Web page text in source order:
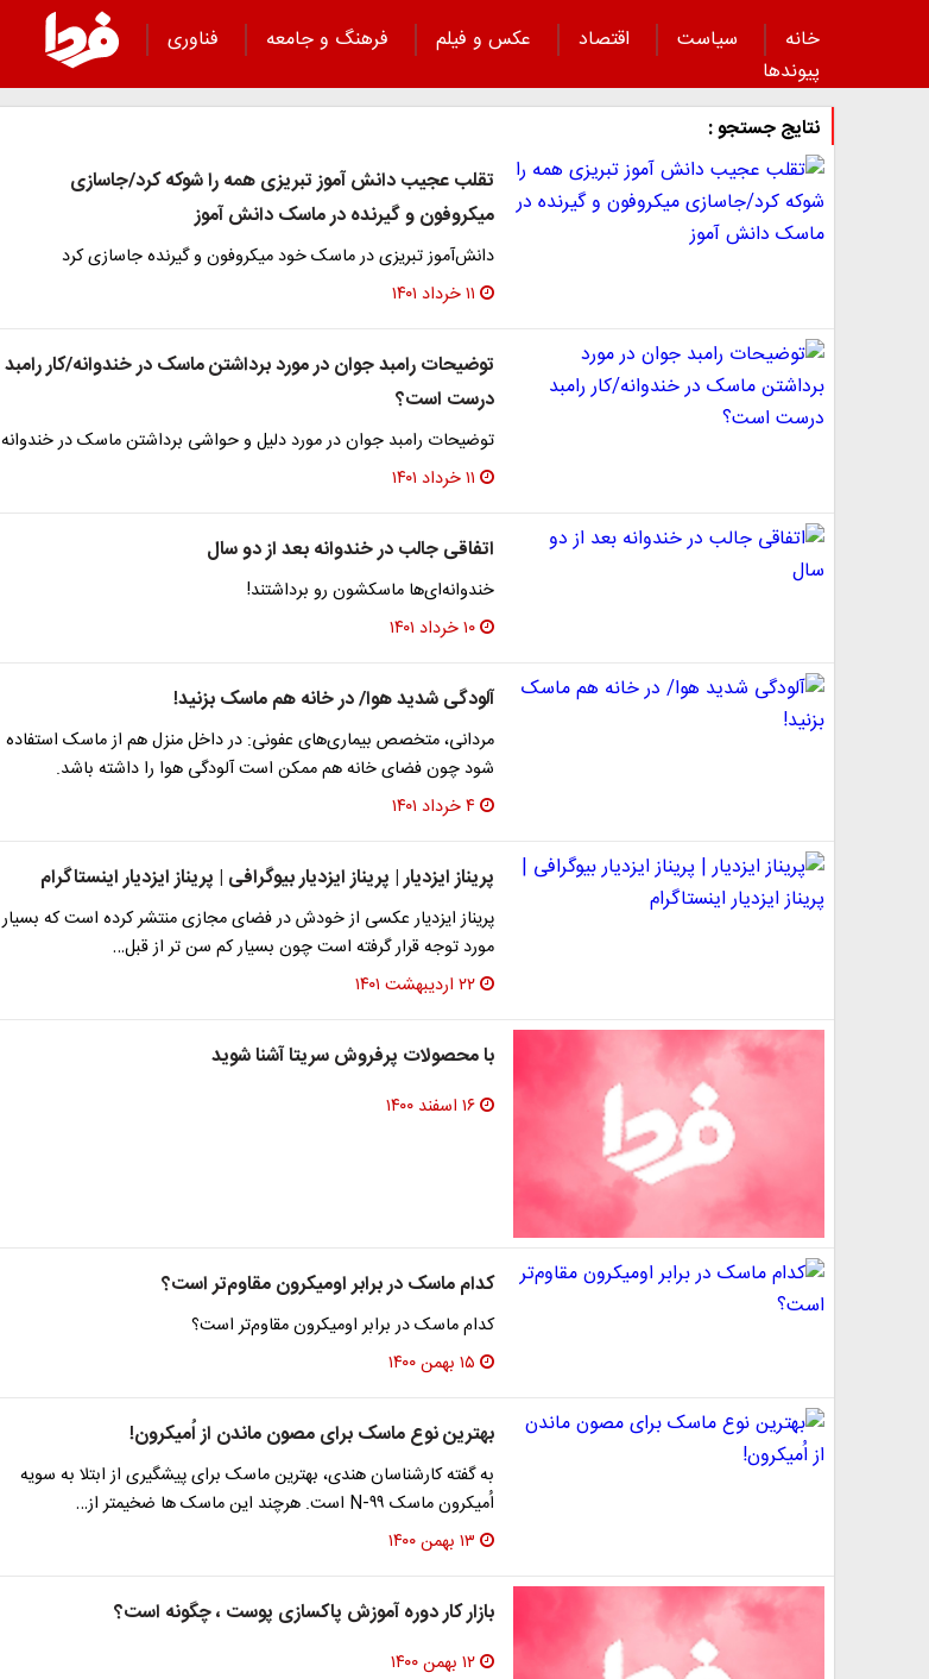
خانه سیاست اقتصاد عکس و فیلم فرهنگ و جامعه
فناوری
پیوند‌ها
نتایج جستجو :
تقلب عجیب دانش آموز تبریزی همه را شوکه کرد/جاسازی
میکروفون و گیرنده در ماسک دانش آموز
دانش‌آموز تبریزی در ماسک خود میکروفون و گیرنده جاسازی کرد
۱۱ خرداد ۱۴۰۱
​توضیحات رامبد جوان در مورد برداشتن ماسک در خندوانه/کار رامبد
درست است؟
توضیحات رامبد جوان در مورد دلیل و حواشی برداشتن ماسک در خندوانه
۱۱ خرداد ۱۴۰۱
اتفاقی جالب در خندوانه بعد از دو سال
خندوانه‌ای‌ها ماسکشون رو برداشتند!
۱۰ خرداد ۱۴۰۱
آلودگی شدید هوا/ در خانه هم ماسک بزنید!
مردانی، متخصص بیماری‌های عفونی: در داخل منزل هم از ماسک استفاده
شود چون فضای خانه هم ممکن است آلودگی هوا را داشته باشد.
۴ خرداد ۱۴۰۱
پریناز ایزدیار | پریناز ایزدیار بیوگرافی | پریناز ایزدیار اینستاگرام
​پریناز ایزدیار عکسی از خودش در فضای مجازی منتشر کرده است که بسیار
مورد توجه قرار گرفته است چون بسیار کم سن تر از قبل…
۲۲ اردیبهشت ۱۴۰۱
با محصولات پرفروش سریتا آشنا شوید
۱۶ اسفند ۱۴۰۰
کدام ماسک در برابر اومیکرون مقاوم‌تر است؟
کدام ماسک در برابر اومیکرون مقاوم‌تر است؟
۱۵ بهمن ۱۴۰۰
بهترین نوع ماسک برای مصون ماندن از اُمیکرون!
به گفته کارشناسان هندی، بهترین ماسک برای پیشگیری از ابتلا به سویه
اُمیکرون ماسک N-۹۹ است. هرچند این ماسک ها ضخیمتر از…
۱۳ بهمن ۱۴۰۰
بازار کار دوره آموزش پاکسازی پوست ، چگونه است؟
۱۲ بهمن ۱۴۰۰